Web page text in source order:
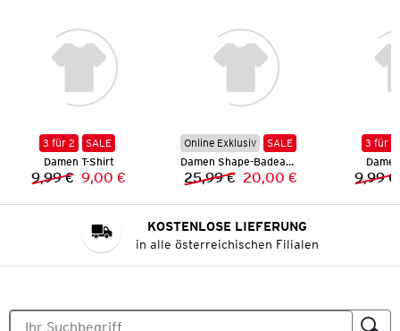
3 für 2
SALE
Damen T-Shirt
Vorheriger Preis:
9,99 € Neuer Preis:
9,00 €
Online Exklusiv
SALE
Damen Shape-Badeanzug
Vorheriger Preis:
25,99 € Neuer Preis:
20,00 €
3 für 2
9,99 €
KOSTENLOSE LIEFERUNG
in alle österreichischen Filialen